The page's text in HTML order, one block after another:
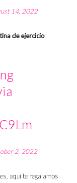
14, 2022
de ejercicio
2, 2022
aquí te regalamos